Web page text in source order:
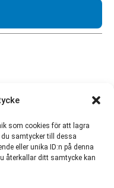
som cookies för att lagra
samtycker till dessa
eller unika ID:n på denna
återkallar ditt samtycke kan